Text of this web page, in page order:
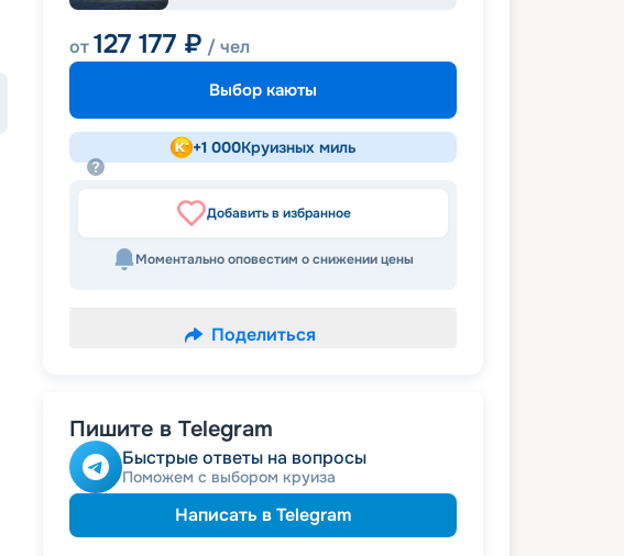
от127 177 ₽ / чел
Выбор каюты
+1 000Круизных миль
Добавить в избранное
Моментально оповестим о снижении цены
Поделиться
Пишите в Telegram
Быстрые ответы на вопросы
Поможем с выбором круиза
Написать в Telegram